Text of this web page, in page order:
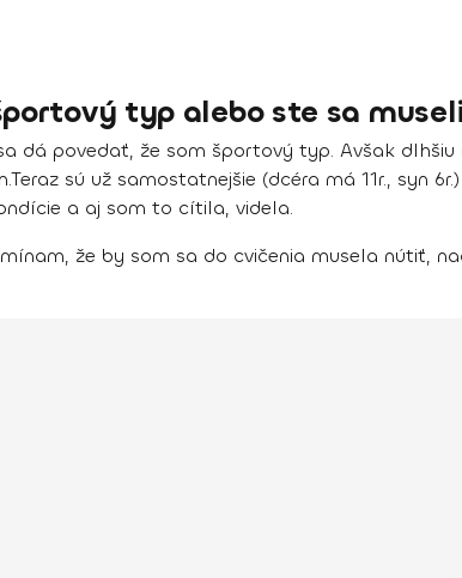
typ alebo ste sa
dá povedať, že som športový typ. Avšak dlhšiu
Teraz sú už samostatnejšie (dcéra má 11r., syn
a aj som to cítila, videla.
že by som sa do cvičenia musela nútiť,